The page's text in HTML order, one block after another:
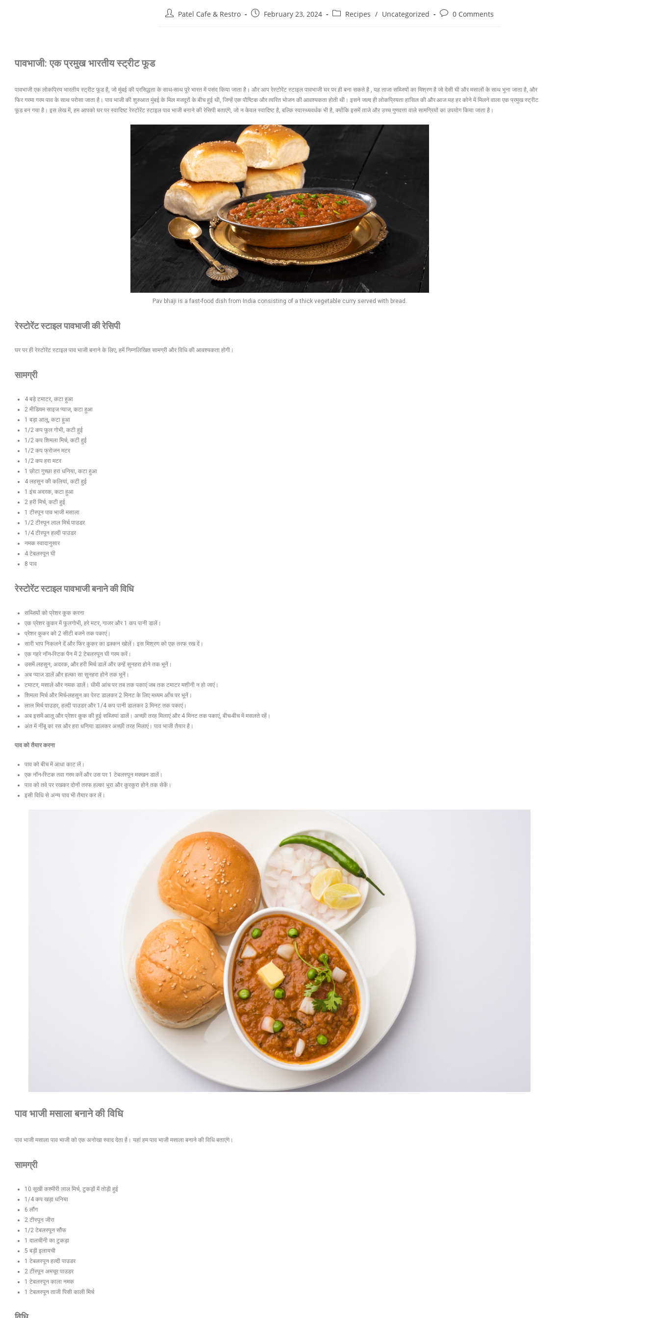
Patel Cafe & Restro February 23, 2024 Recipes / Uncategorized 0 Comments
पावभाजी: एक प्रमुख भारतीय स्ट्रीट फूड
पावभाजी एक लोकप्रिय भारतीय स्ट्रीट फूड है, जो मुंबई की प्रसिद्धता के साथ-साथ पूरे भारत में पसंद किया जाता है। और आप रेस्टोरेंट स्टाइल पावभाजी घर पर ही बना सकते है , यह ताजा सब्जियों का मिश्रण है जो देसी घी और मसालों के साथ भूना जाता है, और
फिर गरमा गरम पाव के साथ परोसा जाता है। पाव भाजी की शुरुआत मुंबई के मिल मजदूरों के बीच हुई थी, जिन्हें एक पौष्टिक और त्वरित भोजन की आवश्यकता होती थी। इसने जल्द ही लोकप्रियता हासिल की और आज यह हर कोने में मिलने वाला एक प्रमुख स्ट्रीट
फूड बन गया है। इस लेख में, हम आपको घर पर स्वादिष्ट रेस्टोरेंट स्टाइल पाव भाजी बनाने की रेसिपी बताएंगे, जो न केवल स्वादिष्ट है, बल्कि स्वास्थ्यवर्धक भी है, क्योंकि इसमें ताजे और उच्च गुणवत्ता वाले सामग्रियों का उपयोग किया जाता है।
Pav bhaji is a fast-food dish from India consisting of a thick vegetable curry served with bread.
रेस्टोरेंट स्टाइल पावभाजी की रेसिपी
घर पर ही रेस्टोरेंट स्टाइल पाव भाजी बनाने के लिए, हमें निम्नलिखित सामग्री और विधि की आवश्यकता होगी।
सामग्री
4 बड़े टमाटर, कटा हुआ
2 मीडियम साइज प्याज, कटा हुआ
1 बड़ा आलू, कटा हुआ
1/2 कप फूल गोभी, कटी हुई
1/2 कप शिमला मिर्च, कटी हुई
1/2 कप फ्रोजन मटर
1/2 कप हरा मटर
1 छोटा गुच्छा हरा धनिया, कटा हुआ
4 लहसुन की कलियां, कटी हुई
1 इंच अदरक, कटा हुआ
2 हरी मिर्च, कटी हुई
1 टीस्पून पाव भाजी मसाला
1/2 टीस्पून लाल मिर्च पाउडर
1/4 टीस्पून हल्दी पाउडर
नमक स्वादानुसार
4 टेबलस्पून घी
8 पाव
रेस्टोरेंट स्टाइल पावभाजी बनाने की विधि
सब्जियों को प्रेशर कुक करना
एक प्रेशर कुकर में फूलगोभी, हरे मटर, गाजर और 1 कप पानी डालें।
प्रेशर कुकर को 2 सीटी बजने तक पकाएं।
सारी भाप निकलने दें और फिर कुकर का ढक्कन खोलें। इस मिश्रण को एक तरफ रख दें।
एक गहरे नॉन-स्टिक पैन में 2 टेबलस्पून घी गरम करें।
उसमें लहसुन, अदरक, और हरी मिर्च डालें और उन्हें सुनहरा होने तक भूनें।
अब प्याज डालें और हल्का सा सुनहरा होने तक भूनें।
टमाटर, मसाले और नमक डालें। धीमी आंच पर तब तक पकाएं जब तक टमाटर मशीनी न हो जाएं।
शिमला मिर्च और मिर्च-लहसुन का पेस्ट डालकर 2 मिनट के लिए मध्यम आँच पर भूनें।
लाल मिर्च पाउडर, हल्दी पाउडर और 1/4 कप पानी डालकर 3 मिनट तक पकाएं।
अब इसमें आलू और प्रेशर कुक की हुई सब्जियां डालें। अच्छी तरह मिलाएं और 4 मिनट तक पकाएं, बीच-बीच में मसलते रहें।
अंत में नींबू का रस और हरा धनिया डालकर अच्छी तरह मिलाएं। पाव भाजी तैयार है।
पाव को तैयार करना
पाव को बीच में आधा काट लें।
एक नॉन-स्टिक तवा गरम करें और उस पर 1 टेबलस्पून मक्खन डालें।
पाव को तवे पर रखकर दोनों तरफ हल्का भूरा और कुरकुरा होने तक सेकें।
इसी विधि से अन्य पाव भी तैयार कर लें।
पाव भाजी मसाला बनाने की विधि
पाव भाजी मसाला पाव भाजी को एक अनोखा स्वाद देता है। यहां हम पाव भाजी मसाला बनाने की विधि बताएंगे।
सामग्री
10 सूखी कश्मीरी लाल मिर्च, टुकड़ों में तोड़ी हुई
1/4 कप खड़ा धनिया
6 लौंग
2 टीस्पून जीरा
1/2 टेबलस्पून सौंफ
1 दालचीनी का टुकड़ा
5 बड़ी इलायची
1 टेबलस्पून हल्दी पाउडर
2 टीस्पून अमचूर पाउडर
1 टेबलस्पून काला नमक
1 टेबलस्पून ताजी पिसी काली मिर्च